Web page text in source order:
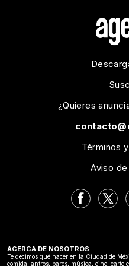
¿Quieres
Términos
Aviso
ACERCA DE NOSOTROS
Te decimos qué hacer en la Ciudad de
comida, antros, bares, música, cine,